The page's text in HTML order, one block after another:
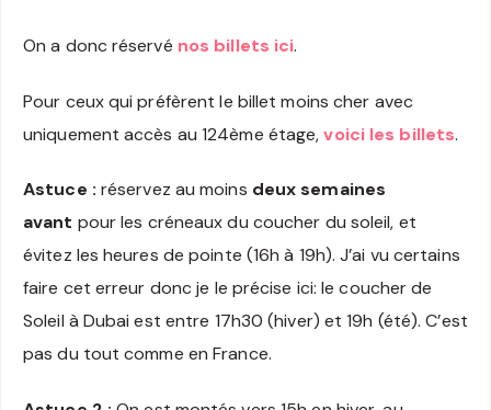
On a donc réservé nos billets ici.
Pour ceux qui préfèrent le billet moins cher avec
uniquement accès au 124ème étage,voici les billets.
Astuce : réservez au moins deux semaines
avant pour les créneaux du coucher du soleil, et
évitez les heures de pointe (16h à 19h). J’ai vu certains
faire cet erreur donc je le précise ici: le coucher de
Soleil à Dubai est entre 17h30 (hiver) et 19h (été). C’est
pas du tout comme en France.